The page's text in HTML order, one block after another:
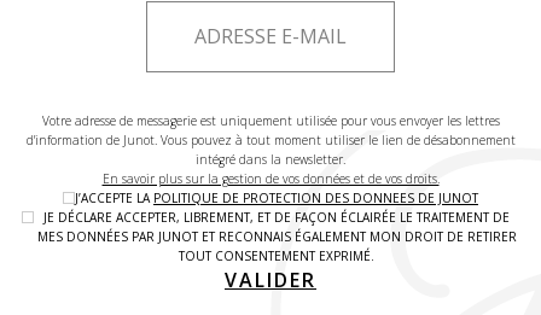
Votre adresse de messagerie est uniquement utilisée pour vous envoyer les lettres
d'information de Junot. Vous pouvez à tout moment utiliser le lien de désabonnement
intégré dans la newsletter.
En savoir plus sur la gestion de vos données et de vos droits.
J’ACCEPTE LA POLITIQUE DE PROTECTION DES DONNEES DE JUNOT
JE DÉCLARE ACCEPTER, LIBREMENT, ET DE FAÇON ÉCLAIRÉE LE TRAITEMENT DE
MES DONNÉES PAR JUNOT ET RECONNAIS ÉGALEMENT MON DROIT DE RETIRER
TOUT CONSENTEMENT EXPRIMÉ.
VALIDER